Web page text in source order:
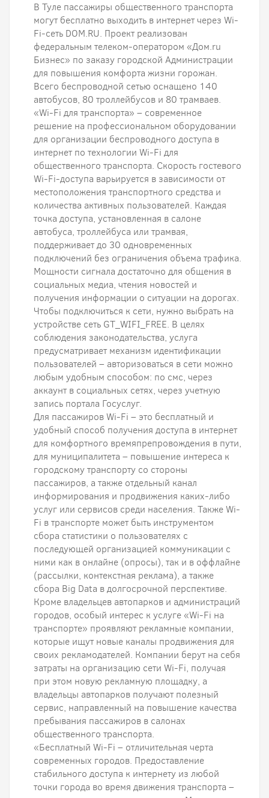
В Туле пассажиры общественного транспорта
могут бесплатно выходить в интернет через Wi-
Fi-сеть DOM.RU. Проект реализован
федеральным телеком-оператором «Дом.ru
Бизнес» по заказу городской Администрации
для повышения комфорта жизни горожан.
Всего беспроводной сетью оснащено 140
автобусов, 80 троллейбусов и 80 трамваев.
«Wi-Fi для транспорта» – современное
решение на профессиональном оборудовании
для организации беспроводного доступа в
интернет по технологии Wi-Fi для
общественного транспорта. Скорость гостевого
Wi-Fi-доступа варьируется в зависимости от
местоположения транспортного средства и
количества активных пользователей. Каждая
точка доступа, установленная в салоне
автобуса, троллейбуса или трамвая,
поддерживает до 30 одновременных
подключений без ограничения объема трафика.
Мощности сигнала достаточно для общения в
социальных медиа, чтения новостей и
получения информации о ситуации на дорогах.
Чтобы подключиться к сети, нужно выбрать на
устройстве сеть GT_WIFI_FREE. В целях
соблюдения законодательства, услуга
предусматривает механизм идентификации
пользователей – авторизоваться в сети можно
любым удобным способом: по смс, через
аккаунт в социальных сетях, через учетную
запись портала Госуслуг.
Для пассажиров Wi-Fi – это бесплатный и
удобный способ получения доступа в интернет
для комфортного времяпрепровождения в пути,
для муниципалитета – повышение интереса к
городскому транспорту со стороны
пассажиров, а также отдельный канал
информирования и продвижения каких-либо
услуг или сервисов среди населения. Также Wi-
Fi в транспорте может быть инструментом
сбора статистики о пользователях с
последующей организацией коммуникации с
ними как в онлайне (опросы), так и в оффлайне
(рассылки, контекстная реклама), а также
сбора Big Data в долгосрочной перспективе.
Кроме владельцев автопарков и администраций
городов, особый интерес к услуге «Wi-Fi на
транспорте» проявляют рекламные компании,
которые ищут новые каналы продвижения для
своих рекламодателей. Компании берут на себя
затраты на организацию сети Wi-Fi, получая
при этом новую рекламную площадку, а
владельцы автопарков получают полезный
сервис, направленный на повышение качества
пребывания пассажиров в салонах
общественного транспорта.
«Бесплатный Wi-Fi – отличительная черта
современных городов. Предоставление
стабильного доступа к интернету из любой
точки города во время движения транспорта –